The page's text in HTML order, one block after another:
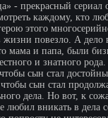
- прекрасный сериал
каждому, кто
этого
жизни повезло. А дело
мама и папа, были
и знатного
сын стал
сын стал
дела. Но вот, к
любил вникать в дела